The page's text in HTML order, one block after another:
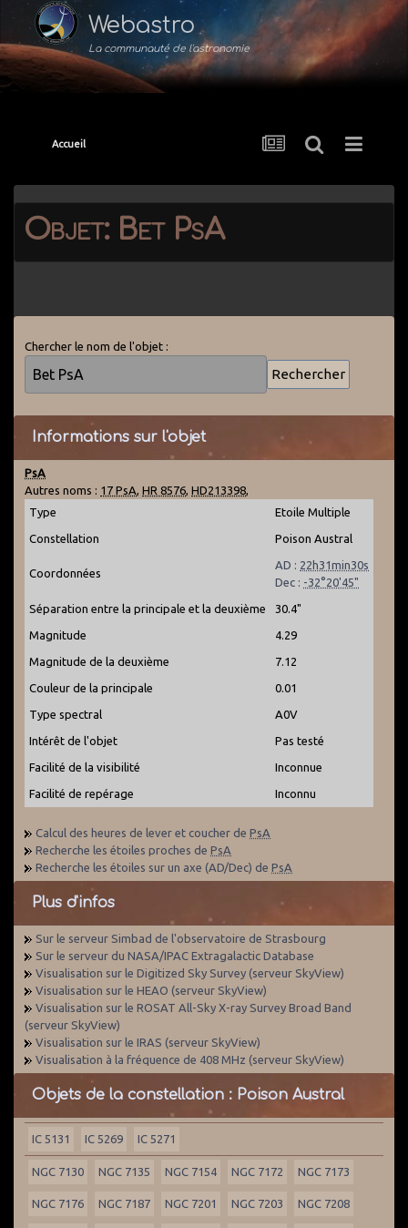
Webastro
La communauté de l'astronomie
Accueil
Objet: Bet PsA
Chercher le nom de l'objet :
Informations sur l'objet
PsA
Autres noms : 17 PsA, HR 8576, HD213398,
Type
Etoile Multiple
Constellation Poison Austral
Coordonnées
AD : 22h31min30s
Dec : -32°20'45"
Séparation entre la principale et la deuxième 30.4"
Magnitude 4.29
Magnitude de la deuxième 7.12
Couleur de la principale 0.01
Type spectral A0V
Intérêt de l'objet Pas testé
Facilité de la visibilité Inconnue
Facilité de repérage Inconnu
Calcul des heures de lever et coucher de PsA
Recherche les étoiles proches de PsA
Recherche les étoiles sur un axe (AD/Dec) de PsA
Plus d'infos
Sur le serveur Simbad de l'observatoire de Strasbourg
Sur le serveur du NASA/IPAC Extragalactic Database
Visualisation sur le Digitized Sky Survey (serveur SkyView)
Visualisation sur le HEAO (serveur SkyView)
Visualisation sur le ROSAT All-Sky X-ray Survey Broad Band
(serveur SkyView)
Visualisation sur le IRAS (serveur SkyView)
Visualisation à la fréquence de 408 MHz (serveur SkyView)
Objets de la constellation : Poison Austral
IC 5131 IC 5269 IC 5271
NGC 7130 NGC 7135 NGC 7154 NGC 7172 NGC 7173
NGC 7176 NGC 7187 NGC 7201 NGC 7203 NGC 7208